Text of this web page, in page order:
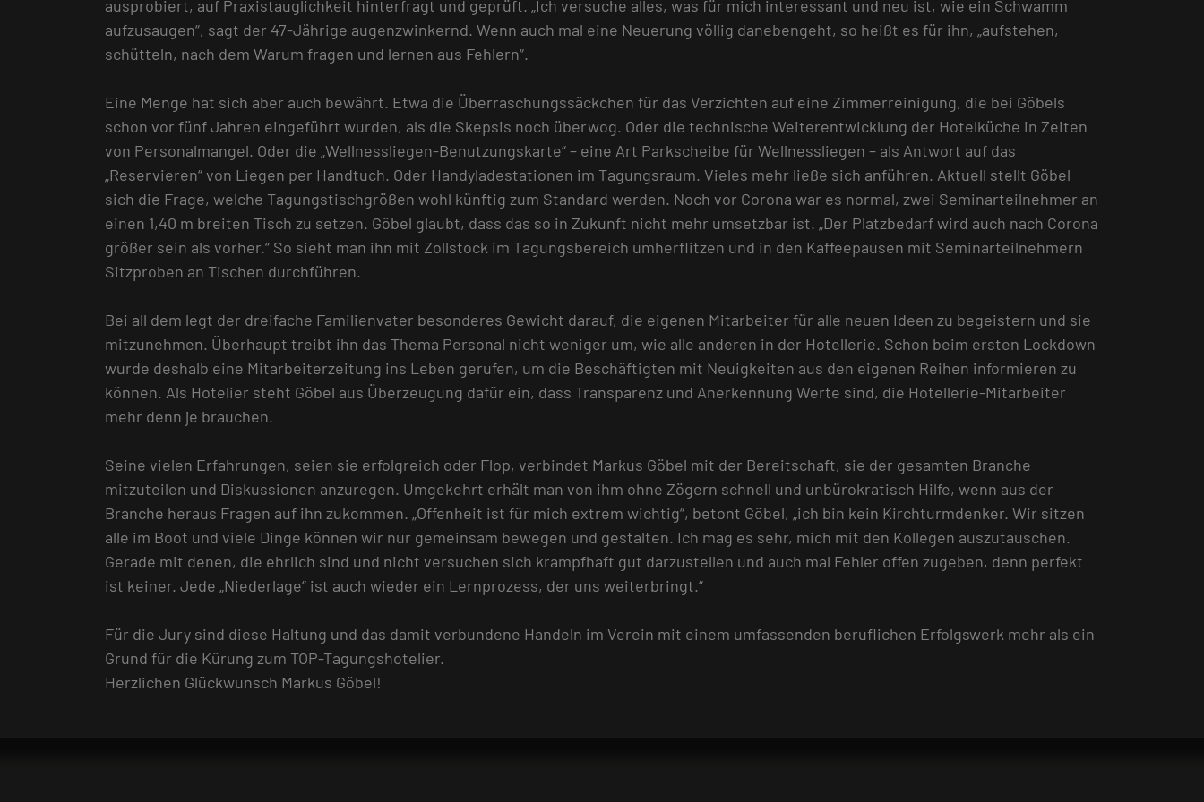
ausprobiert, auf Praxistauglichkeit hinterfragt und geprüft. „Ich versuche alles, was für mich interessant und neu ist, wie ein Schwamm
aufzusaugen“, sagt der 47-Jährige augenzwinkernd. Wenn auch mal eine Neuerung völlig danebengeht, so heißt es für ihn, „aufstehen,
schütteln, nach dem Warum fragen und lernen aus Fehlern“.
Eine Menge hat sich aber auch bewährt. Etwa die Überraschungssäckchen für das Verzichten auf eine Zimmerreinigung, die bei Göbels
schon vor fünf Jahren eingeführt wurden, als die Skepsis noch überwog. Oder die technische Weiterentwicklung der Hotelküche in Zeiten
von Personalmangel. Oder die „Wellnessliegen-Benutzungskarte“ – eine Art Parkscheibe für Wellnessliegen – als Antwort auf das
„Reservieren“ von Liegen per Handtuch. Oder Handyladestationen im Tagungsraum. Vieles mehr ließe sich anführen. Aktuell stellt Göbel
sich die Frage, welche Tagungstischgrößen wohl künftig zum Standard werden. Noch vor Corona war es normal, zwei Seminarteilnehmer an
einen 1,40 m breiten Tisch zu setzen. Göbel glaubt, dass das so in Zukunft nicht mehr umsetzbar ist. „Der Platzbedarf wird auch nach Corona
größer sein als vorher.“ So sieht man ihn mit Zollstock im Tagungsbereich umherflitzen und in den Kaffeepausen mit Seminarteilnehmern
Sitzproben an Tischen durchführen.
Bei all dem legt der dreifache Familienvater besonderes Gewicht darauf, die eigenen Mitarbeiter für alle neuen Ideen zu begeistern und sie
mitzunehmen. Überhaupt treibt ihn das Thema Personal nicht weniger um, wie alle anderen in der Hotellerie. Schon beim ersten Lockdown
wurde deshalb eine Mitarbeiterzeitung ins Leben gerufen, um die Beschäftigten mit Neuigkeiten aus den eigenen Reihen informieren zu
können. Als Hotelier steht Göbel aus Überzeugung dafür ein, dass Transparenz und Anerkennung Werte sind, die Hotellerie-Mitarbeiter
mehr denn je brauchen.
Seine vielen Erfahrungen, seien sie erfolgreich oder Flop, verbindet Markus Göbel mit der Bereitschaft, sie der gesamten Branche
mitzuteilen und Diskussionen anzuregen. Umgekehrt erhält man von ihm ohne Zögern schnell und unbürokratisch Hilfe, wenn aus der
Branche heraus Fragen auf ihn zukommen. „Offenheit ist für mich extrem wichtig“, betont Göbel, „ich bin kein Kirchturmdenker. Wir sitzen
alle im Boot und viele Dinge können wir nur gemeinsam bewegen und gestalten. Ich mag es sehr, mich mit den Kollegen auszutauschen.
Gerade mit denen, die ehrlich sind und nicht versuchen sich krampfhaft gut darzustellen und auch mal Fehler offen zugeben, denn perfekt
ist keiner. Jede „Niederlage“ ist auch wieder ein Lernprozess, der uns weiterbringt.“
Für die Jury sind diese Haltung und das damit verbundene Handeln im Verein mit einem umfassenden beruflichen Erfolgswerk mehr als ein
Grund für die Kürung zum TOP-Tagungshotelier.
Herzlichen Glückwunsch Markus Göbel!